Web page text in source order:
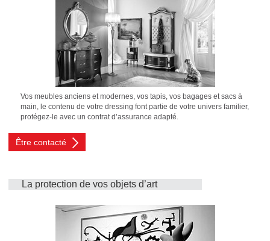
Vos meubles anciens et modernes, vos tapis, vos bagages et sacs à
main, le contenu de votre dressing font partie de votre univers familier,
protégez-le avec un contrat d’assurance adapté.
Être contacté
La protection de vos objets d’art